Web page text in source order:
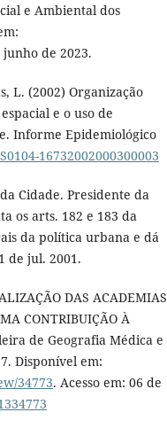
e Ambiental dos
junho de 2023.
L. (2002) Organização
e o uso de
Informe Epidemiológico
16732002000300003
Cidade. Presidente da
os arts. 182 e 183 da
da política urbana e dá
de jul. 2001.
DAS ACADEMIAS
CONTRIBUIÇÃO À
de Geografia Médica e
Disponível em:
34773. Acesso em: 06 de